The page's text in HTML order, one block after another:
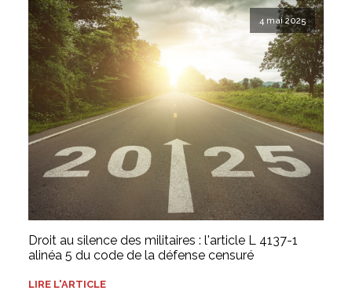
4 mai 2025
Droit au silence des militaires : l'article L 4137-1
alinéa 5 du code de la défense censuré
LIRE L'ARTICLE